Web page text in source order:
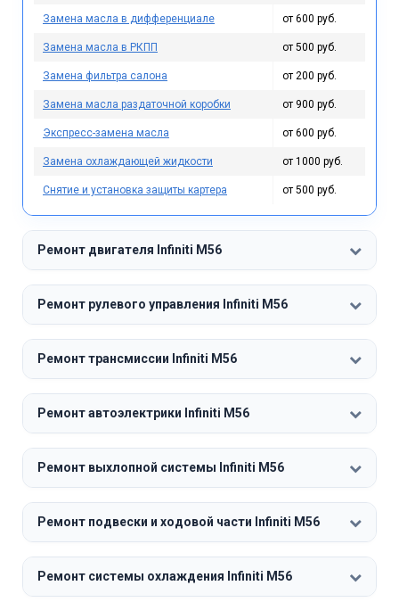
Замена масла в дифференциале от 600 руб.
Замена масла в РКПП от 500 руб.
Замена фильтра салона от 200 руб.
Замена масла раздаточной коробки от 900 руб.
Экспресс-замена масла от 600 руб.
Замена охлаждающей жидкости от 1000 руб.
Снятие и установка защиты картера от 500 руб.
Ремонт двигателя Infiniti M56
Ремонт рулевого управления Infiniti M56
Ремонт трансмиссии Infiniti M56
Ремонт автоэлектрики Infiniti M56
Ремонт выхлопной системы Infiniti M56
Ремонт подвески и ходовой части Infiniti M56
Ремонт системы охлаждения Infiniti M56